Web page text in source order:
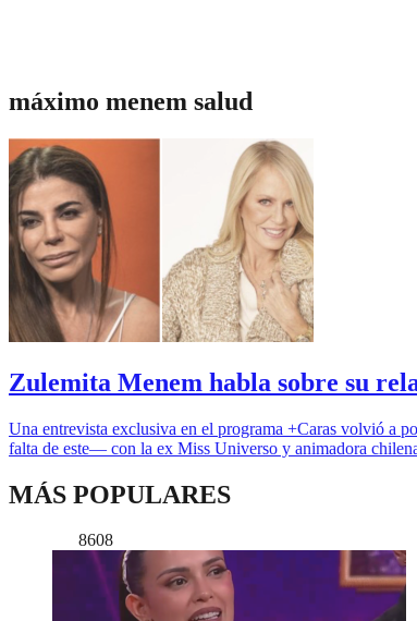
máximo menem salud
Zulemita Menem habla sobre su
Una entrevista exclusiva en el programa +Caras volvió a
falta de este— con la ex Miss Universo y animadora
MÁS POPULARES
8608